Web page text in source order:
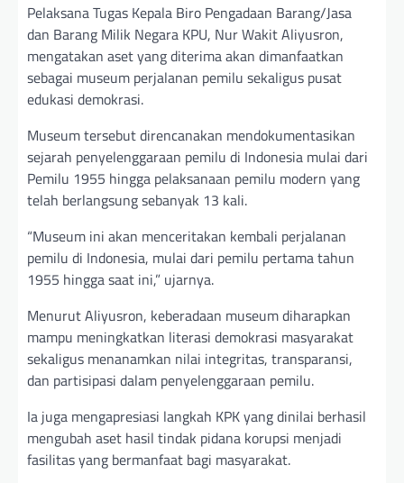
Pelaksana Tugas Kepala Biro Pengadaan Barang/Jasa
dan Barang Milik Negara KPU, Nur Wakit Aliyusron,
mengatakan aset yang diterima akan dimanfaatkan
sebagai museum perjalanan pemilu sekaligus pusat
edukasi demokrasi.
Museum tersebut direncanakan mendokumentasikan
sejarah penyelenggaraan pemilu di Indonesia mulai dari
Pemilu 1955 hingga pelaksanaan pemilu modern yang
telah berlangsung sebanyak 13 kali.
“Museum ini akan menceritakan kembali perjalanan
pemilu di Indonesia, mulai dari pemilu pertama tahun
1955 hingga saat ini,” ujarnya.
Menurut Aliyusron, keberadaan museum diharapkan
mampu meningkatkan literasi demokrasi masyarakat
sekaligus menanamkan nilai integritas, transparansi,
dan partisipasi dalam penyelenggaraan pemilu.
Ia juga mengapresiasi langkah KPK yang dinilai berhasil
mengubah aset hasil tindak pidana korupsi menjadi
fasilitas yang bermanfaat bagi masyarakat.